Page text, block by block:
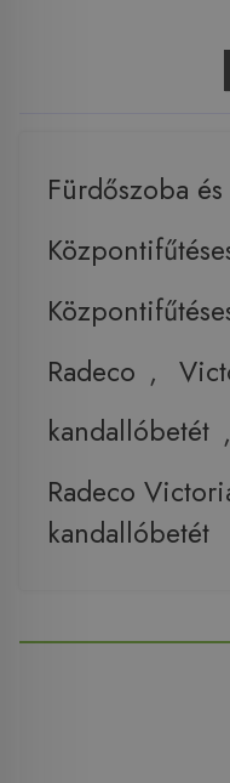
Fürdőszoba
Radeco ,
kandallóbetét ,
Radeco
kandallóbetét